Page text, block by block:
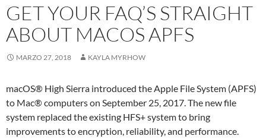
GET YOUR FAQ’S STRAIGHT
ABOUT MACOS APFS
MARZO 27, 2018 KAYLA MYRHOW
macOS® High Sierra introduced the Apple File System (APFS)
to Mac® computers on September 25, 2017. The new file
system replaced the existing HFS+ system to bring
improvements to encryption, reliability, and performance.